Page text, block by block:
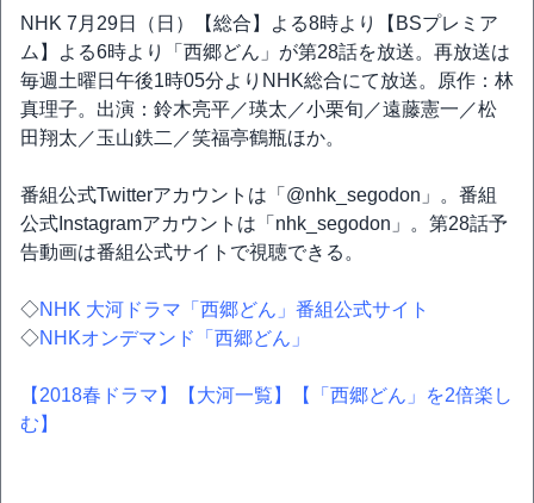
NHK 7月29日（日）【総合】よる8時より【BSプレミア
ム】よる6時より「西郷どん」が第28話を放送。再放送は
毎週土曜日午後1時05分よりNHK総合にて放送。原作：林
真理子。出演：鈴木亮平／瑛太／小栗旬／遠藤憲一／松
田翔太／玉山鉄二／笑福亭鶴瓶ほか。
番組公式Twitterアカウントは「@nhk_segodon」。番組
公式Instagramアカウントは「nhk_segodon」。第28話予
告動画は番組公式サイトで視聴できる。
◇NHK 大河ドラマ「西郷どん」番組公式サイト
◇NHKオンデマンド「西郷どん」
【2018春ドラマ】 【大河一覧】
【「西郷どん」を2倍楽し
む】